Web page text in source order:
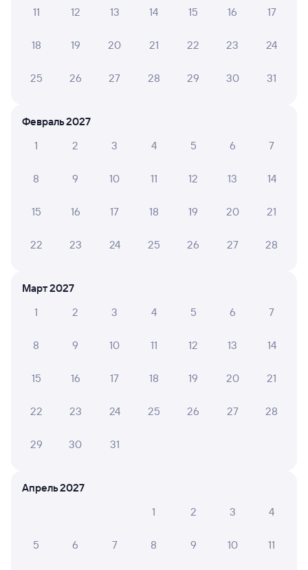
Узнайте расписание пассажирских поездов РЖД
из Нерехты в Нижнеудинск. Имейте в виду, возможны
актуальное расписание движения поездов в 2026 году.
Про расписание Нерехта — Нижнеудинск
Между городами ходит 0 поездов.
Способы оплаты
Правила работы сервиса
А ещё здесь можно найти
Отели Нижнеудинска
11 12 13 14 15 16 17
18 19 20 21 22 23 24
25 26 27 28 29 30 31
Февраль 2027
1
2 3 4 5 6 7
8 9 10 11 12 13 14
15 16 17 18 19 20 21
22 23 24 25 26 27 28
Март 2027
1
2 3 4 5 6 7
8 9 10 11 12 13 14
15 16 17 18 19 20 21
22 23 24 25 26 27 28
29 30 31
Апрель 2027
1
2 3 4
5 6 7 8 9 10 11